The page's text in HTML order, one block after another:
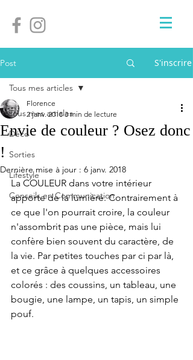
Post S'inscrire
Tous mes articles
Déco
Sorties
Lifestyle
Conseils en Communication
Tous mes articles
Envie de couleur ? Osez donc
!
Florence
2 janv. 2018 3 min de lecture
Dernière mise à jour : 6 janv. 2018
La COULEUR dans votre intérieur
apporte de la lumière. Contrairement à
ce que l'on pourrait croire, la couleur
n'assombrit pas une pièce, mais lui
confère bien souvent du caractère, de
la vie. Par petites touches par ci par là,
et ce grâce à quelques accessoires
colorés : des coussins, un tableau, une
bougie, une lampe, un tapis, un simple
pouf.